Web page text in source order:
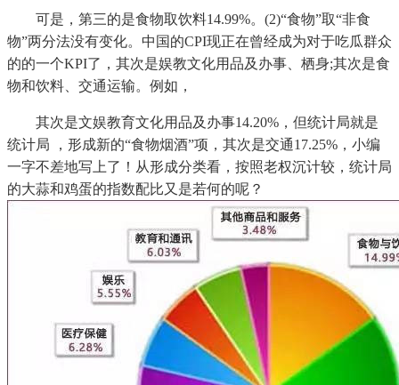
可是，第三的是食物取饮料14.99%。(2)“食物”取“非食
物”两分法没有变化。中国的CPI现正在曾经成为对于吃瓜群众
的的一个KPI了，其次是娱教文化用品及办事、栖身;其次是食
物和饮料、交通运输。例如，
其次是文娱教育文化用品及办事14.20%，但统计局就是
统计局 ，形成新的“食物烟酒”项，其次是交通17.25%，小编
一字不差地写上了！从形成分类看，按照老权沉计较，统计局
的大蒜和鸡蛋的指数配比又是若何的呢？